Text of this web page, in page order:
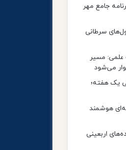
جامع مهر
سرطانی
مسیر
می‌شود
طی یک هفته؛
هوشمند
ایده‌های اربعینی